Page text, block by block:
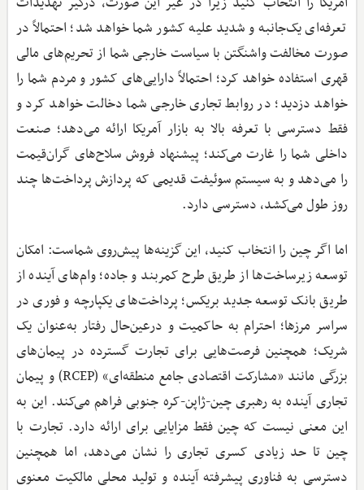
تعرفه‌ای یک‌جانبه و شدید علیه کشور شما خواهد شد؛ احتمالاً در
صورت مخالفت واشنگتن با سیاست خارجی شما از تحریم‌های مالی
قهری استفاده خواهد کرد؛ احتمالاً دارایی‌های کشور و مردم شما را
خواهد دزدید؛ در روابط تجاری خارجی شما دخالت خواهد کرد و
فقط دسترسی با تعرفه بالا به بازار آمریکا ارائه می‌دهد؛ صنعت
داخلی شما را غارت می‌کند؛ پیشنهاد فروش سلاح‌های گران‌قیمت
را می‌دهد و به سیستم سوئیفت قدیمی که پردازش پرداخت‌ها چند
روز طول می‌کشد، دسترسی دارد.
اما اگر چین را انتخاب کنید، این گزینه‌ها پیش‌روی شماست: امکان
توسعه زیرساخت‌ها از طریق طرح کمربند و جاده؛ وام‌های آینده از
طریق بانک توسعه جدید بریکس؛ پرداخت‌های یکپارچه و فوری در
سراسر مرزها؛ احترام به حاکمیت و درعین‌حال رفتار به‌عنوان یک
شریک؛ همچنین فرصت‌هایی برای تجارت گسترده در پیمان‌های
بزرگی مانند «مشارکت اقتصادی جامع منطقه‌ای» (RCEP) و پیمان
تجاری آینده به رهبری چین-ژاپن-کره جنوبی فراهم می‌کند. این به
این معنی نیست که چین فقط مزایایی برای ارائه دارد. تجارت با
چین تا حد زیادی کسری تجاری را نشان می‌دهد، اما همچنین
دسترسی به فناوری پیشرفته آینده و تولید محلی مالکیت معنوی